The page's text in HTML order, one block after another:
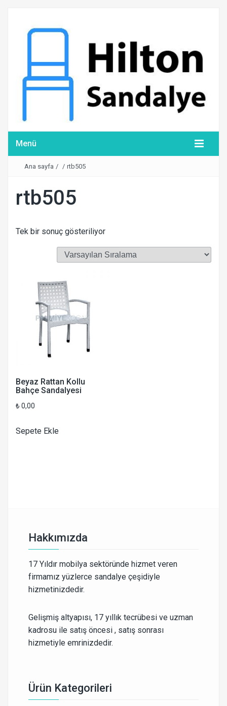
Menü
Ana sayfa / / rtb505
rtb505
Tek bir sonuç gösteriliyor
Beyaz Rattan Kollu
Bahçe Sandalyesi
₺ 0,00
Sepete Ekle
Hakkımızda
17 Yıldır mobilya sektöründe hizmet veren
firmamız yüzlerce sandalye çeşidiyle
hizmetinizdedir.
Gelişmiş altyapısı, 17 yıllık tecrübesi ve uzman
kadrosu ile satış öncesi , satış sonrası
hizmetiyle emrinizdedir.
Ürün Kategorileri